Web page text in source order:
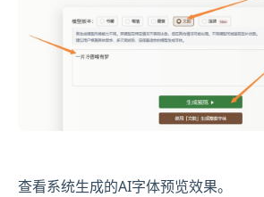
查看系统生成的AI字体预览效果。